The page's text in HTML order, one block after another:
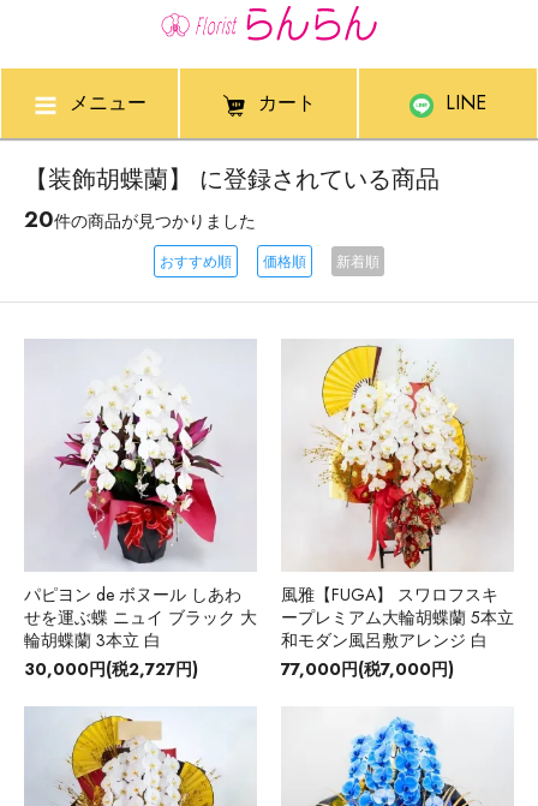
メニュー カート LINE
【装飾胡蝶蘭】 に登録されている商品
20件の商品が見つかりました
おすすめ順 価格順 新着順
パピヨン de ボヌール しあわ
せを運ぶ蝶 ニュイ ブラック 大
輪胡蝶蘭 3本立 白
30,000円(税2,727円)
風雅【FUGA】 スワロフスキ
ープレミアム大輪胡蝶蘭 5本立
和モダン風呂敷アレンジ 白
77,000円(税7,000円)